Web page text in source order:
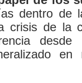
dentro de
crisis de la
desde
en